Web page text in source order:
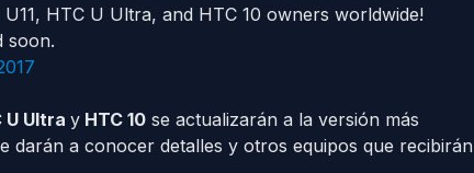
HTC U Ultra, and HTC 10 owners worldwide!
soon.
U Ultra yHTC 10se actualizarán a la versión más
darán a conocer detalles y otros equipos que recibirán